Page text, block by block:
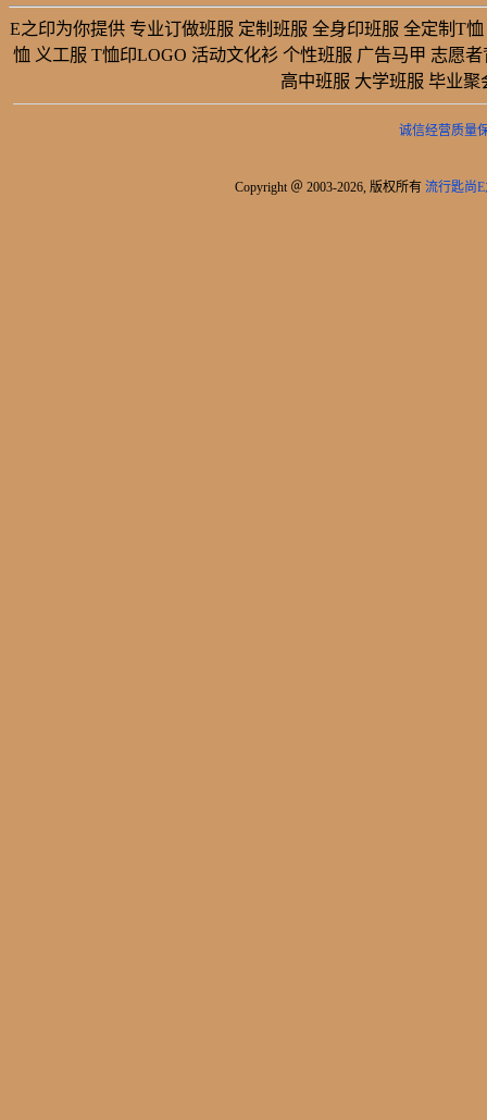
E之印为你提供 专业订做班服 定制班服 全身印班服 全定制T
恤 义工服 T恤印LOGO 活动文化衫 个性班服 广告马甲 志愿
高中班服 大学班服 毕业
诚信经营质量
Copyright ＠ 2003-2026, 版权所有 流行匙尚